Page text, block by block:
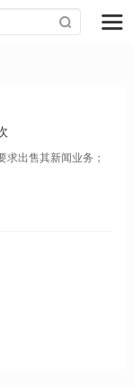
出售其新闻业务；